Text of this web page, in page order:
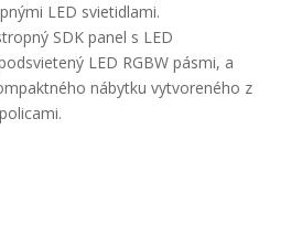
LED svietidlami.
SDK panel s LED
LED RGBW pásmi, a
nábytku vytvoreného z